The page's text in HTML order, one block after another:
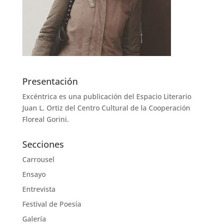
Presentación
Excéntrica es una publicación del Espacio Literario
Juan L. Ortiz del Centro Cultural de la Cooperación
Floreal Gorini.
Secciones
Carrousel
Ensayo
Entrevista
Festival de Poesía
Galería